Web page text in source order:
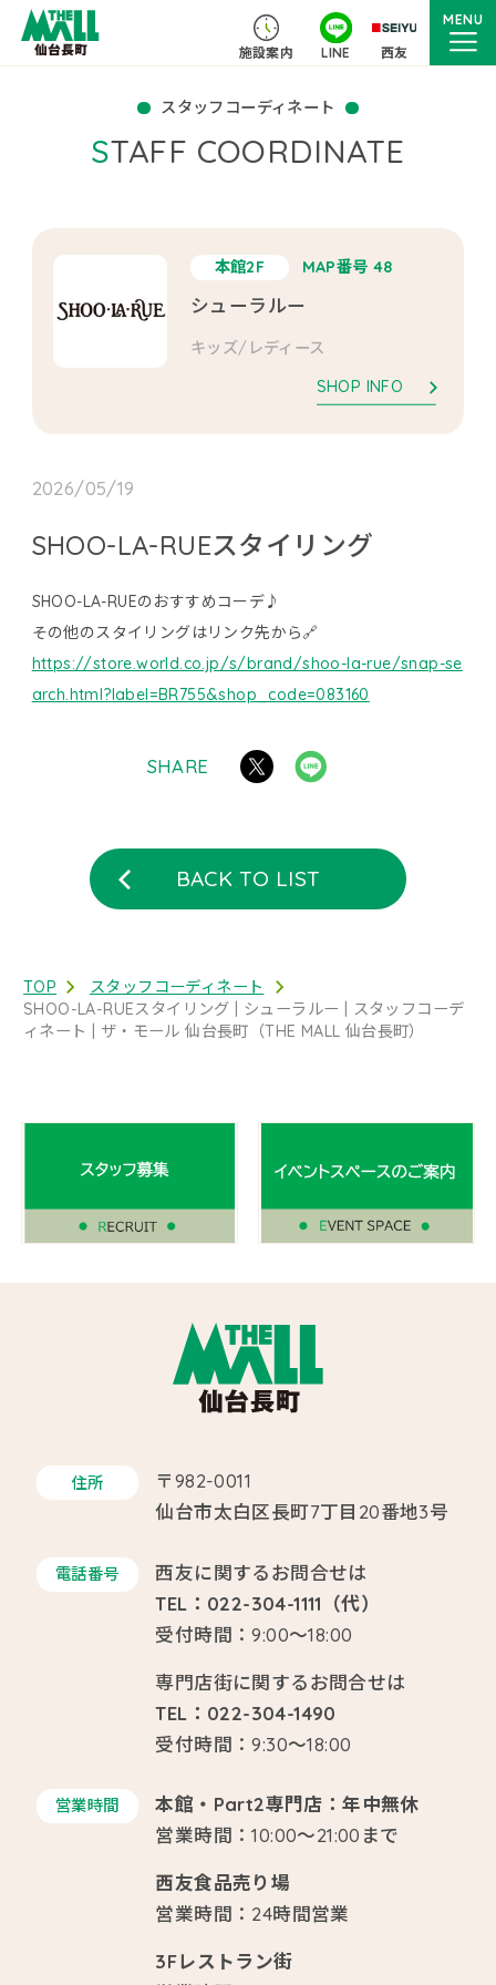
施設案内 LINE 西友
MENU
スタッフコーディネート
STAFF COORDINATE
本館2F MAP番号 48
シューラルー
キッズ/レディース
SHOP INFO
2026/05/19
SHOO-LA-RUEスタイリング
SHOO-LA-RUEのおすすめコーデ♪
その他のスタイリングはリンク先から🔗
https://store.world.co.jp/s/brand/shoo-la-rue/snap-se
arch.html?label=BR755&shop_code=083160
SHARE
BACK TO LIST
TOP
スタッフコーディネート
SHOO-LA-RUEスタイリング | シューラルー | スタッフコーデ
ィネート | ザ・モール 仙台長町（THE MALL 仙台長町）
住所
〒982-0011
仙台市太白区長町7丁目20番地3号
電話番号
西友に関するお問合せは
TEL：022-304-1111（代）
受付時間：9:00～18:00
専門店街に関するお問合せは
TEL：022-304-1490
受付時間：9:30～18:00
営業時間
本館・Part2専門店：年中無休
営業時間：10:00～21:00まで
西友食品売り場
営業時間：24時間営業
3Fレストラン街